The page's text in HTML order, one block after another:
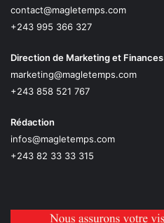
contact@magletemps.com
+243 995 366 327
Direction de Marketing et Finances
marketing@magletemps.com
+243 858 521 767
Rédaction
infos@magletemps.com
+243 82 33 33 315